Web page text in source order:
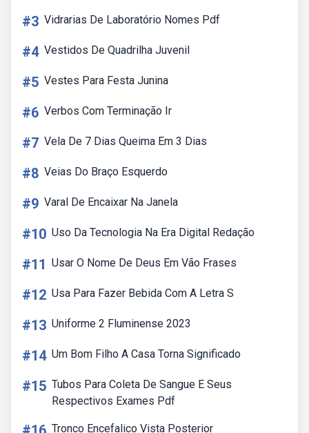
#3 Vidrarias De Laboratório Nomes Pdf
#4 Vestidos De Quadrilha Juvenil
#5 Vestes Para Festa Junina
#6 Verbos Com Terminação Ir
#7 Vela De 7 Dias Queima Em 3 Dias
#8 Veias Do Braço Esquerdo
#9 Varal De Encaixar Na Janela
#10 Uso Da Tecnologia Na Era Digital Redação
#11 Usar O Nome De Deus Em Vão Frases
#12 Usa Para Fazer Bebida Com A Letra S
#13 Uniforme 2 Fluminense 2023
#14 Um Bom Filho A Casa Torna Significado
#15 Tubos Para Coleta De Sangue E Seus
Respectivos Exames Pdf
Tronco Encefalico Vista Posterior